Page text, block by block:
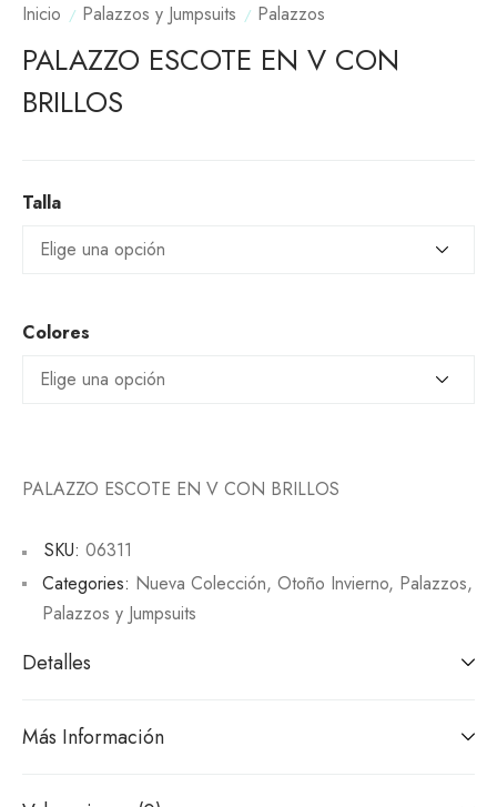
Inicio Palazzos y Jumpsuits Palazzos
PALAZZO ESCOTE EN V CON
BRILLOS
Talla
Colores
PALAZZO ESCOTE EN V CON BRILLOS
SKU: 06311
Categories: Nueva Colección, Otoño Invierno, Palazzos,
Palazzos y Jumpsuits
Detalles
Más Información